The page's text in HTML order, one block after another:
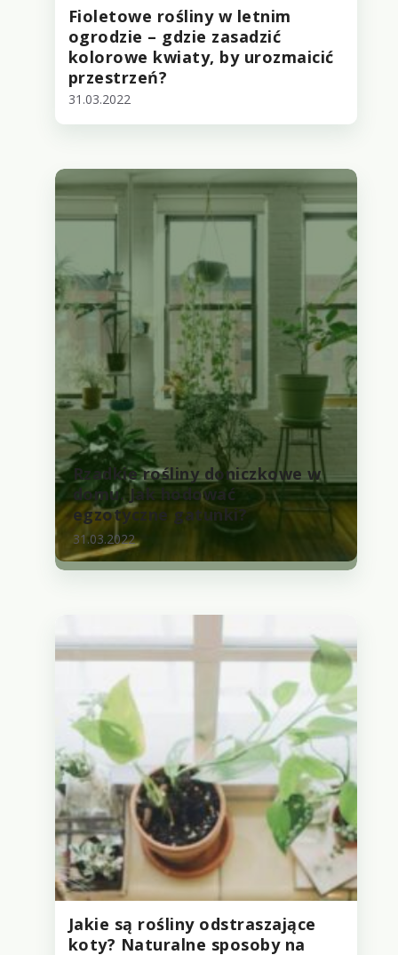
Fioletowe rośliny w letnim
ogrodzie – gdzie zasadzić
kolorowe kwiaty, by urozmaicić
przestrzeń?
31.03.2022
Rzadkie rośliny doniczkowe w
domu. Jak hodować
egzotyczne gatunki?
31.03.2022
Jakie są rośliny odstraszające
koty? Naturalne sposoby na